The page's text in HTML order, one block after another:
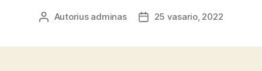
ĮrašoAutorius adminas
Įrašo25 vasario, 2022